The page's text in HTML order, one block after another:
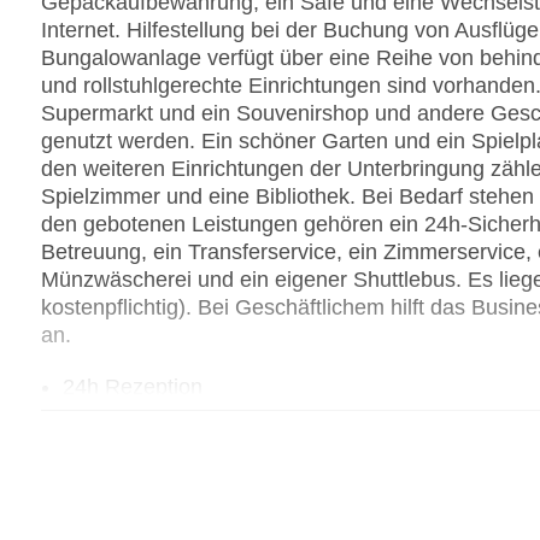
Internet. Hilfestellung bei der Buchung von
Bungalowanlage verfügt über eine Reihe von
und rollstuhlgerechte Einrichtungen sind
Supermarkt und ein Souvenirshop und andere
genutzt werden. Ein schöner Garten und ein
den weiteren Einrichtungen der Unterbringung
Spielzimmer und eine Bibliothek. Bei Bedarf
den gebotenen Leistungen gehören ein 24h-
Betreuung, ein Transferservice, ein
Münzwäscherei und ein eigener Shuttlebus. Es
kostenpflichtig). Bei Geschäftlichem hilft das
an.